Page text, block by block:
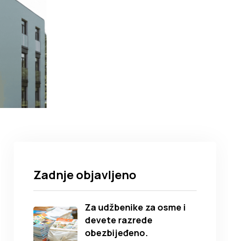
Zadnje objavljeno
Za udžbenike za osme i
devete razrede
obezbijeđeno.